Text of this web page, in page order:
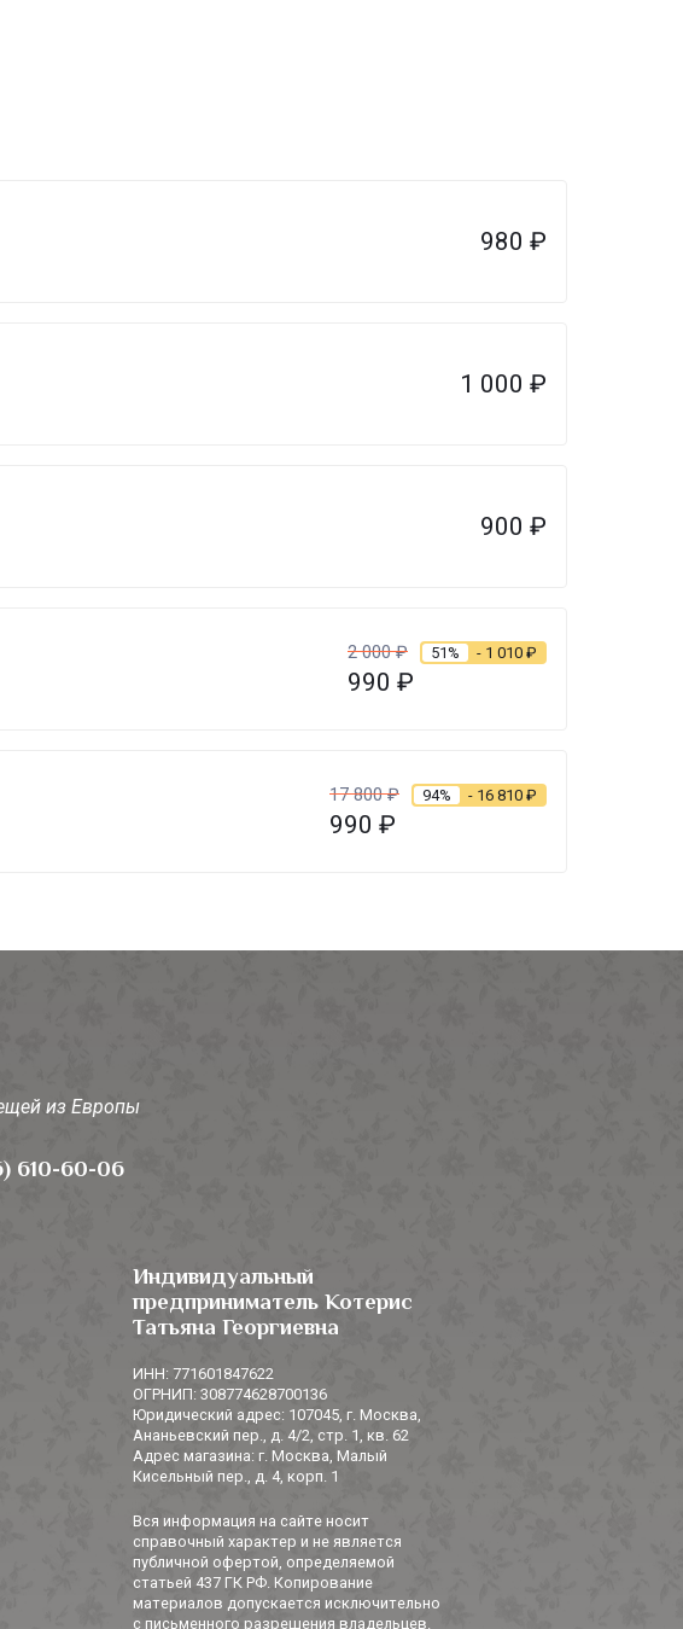
980 ₽
1 000 ₽
900 ₽
2 000₽ 51% - 1 010 ₽
990 ₽
17 800₽ 94% - 16 810 ₽
990 ₽
из Европы
610-60-06
Индивидуальный
предприниматель Котерис
Татьяна Георгиевна
ИНН: 771601847622
ОГРНИП: 308774628700136
Юридический адрес: 107045, г. Москва,
Ананьевский пер., д. 4/2, стр. 1, кв. 62
Адрес магазина: г. Москва, Малый
Кисельный пер., д. 4, корп. 1
Вся информация на сайте носит
справочный характер и не является
публичной офертой, определяемой
статьей 437 ГК РФ. Копирование
материалов допускается исключительно
с письменного разрешения владельцев.